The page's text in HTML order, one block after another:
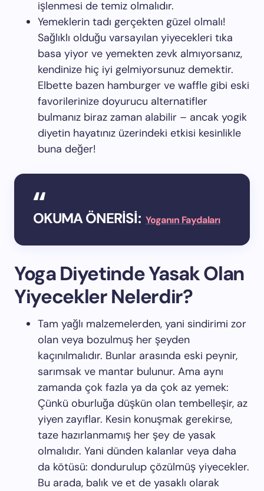
işlenmesi de temiz olmalıdır.
Yemeklerin tadı gerçekten güzel olmalı!
Sağlıklı olduğu varsayılan yiyecekleri tıka
basa yiyor ve yemekten zevk almıyorsanız,
kendinize hiç iyi gelmiyorsunuz demektir.
Elbette bazen hamburger ve waffle gibi eski
favorilerinize doyurucu alternatifler
bulmanız biraz zaman alabilir – ancak yogik
diyetin hayatınız üzerindeki etkisi kesinlikle
buna değer!
OKUMA ÖNERİSİ: Yoganın Faydaları
Yoga Diyetinde Yasak Olan
Yiyecekler Nelerdir?
Tam yağlı malzemelerden, yani sindirimi zor
olan veya bozulmuş her şeyden
kaçınılmalıdır. Bunlar arasında eski peynir,
sarımsak ve mantar bulunur. Ama aynı
zamanda çok fazla ya da çok az yemek:
Çünkü oburluğa düşkün olan tembelleşir, az
yiyen zayıflar. Kesin konuşmak gerekirse,
taze hazırlanmamış her şey de yasak
olmalıdır. Yani dünden kalanlar veya daha
da kötüsü: dondurulup çözülmüş yiyecekler.
Bu arada, balık ve et de yasaklı olarak